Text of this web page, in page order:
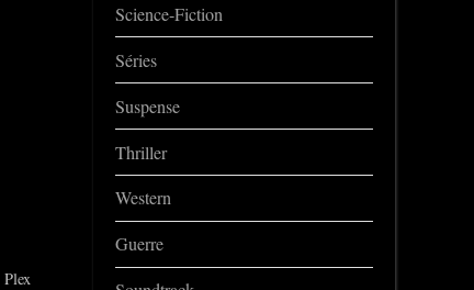
Plex
Science-Fiction
Séries
Suspense
Thriller
Western
Guerre